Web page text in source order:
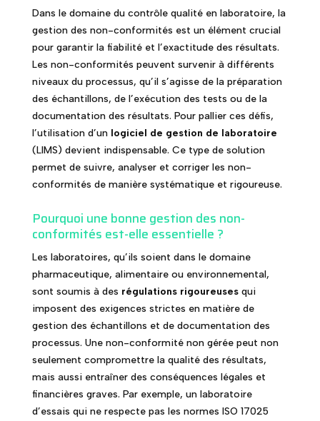
Dans le domaine du contrôle qualité en laboratoire, la
gestion des non-conformités est un élément crucial
pour garantir la fiabilité et l’exactitude des résultats.
Les non-conformités peuvent survenir à différents
niveaux du processus, qu’il s’agisse de la préparation
des échantillons, de l’exécution des tests ou de la
documentation des résultats. Pour pallier ces défis,
l’utilisation d’un logiciel de gestion de laboratoire
(LIMS) devient indispensable. Ce type de solution
permet de suivre, analyser et corriger les non-
conformités de manière systématique et rigoureuse.
Pourquoi une bonne gestion des non-
conformités est-elle essentielle ?
Les laboratoires, qu’ils soient dans le domaine
pharmaceutique, alimentaire ou environnemental,
sont soumis à des régulations rigoureusesqui
imposent des exigences strictes en matière de
gestion des échantillons et de documentation des
processus. Une non-conformité non gérée peut non
seulement compromettre la qualité des résultats,
mais aussi entraîner des conséquences légales et
financières graves. Par exemple, un laboratoire
d’essais qui ne respecte pas les normes ISO 17025